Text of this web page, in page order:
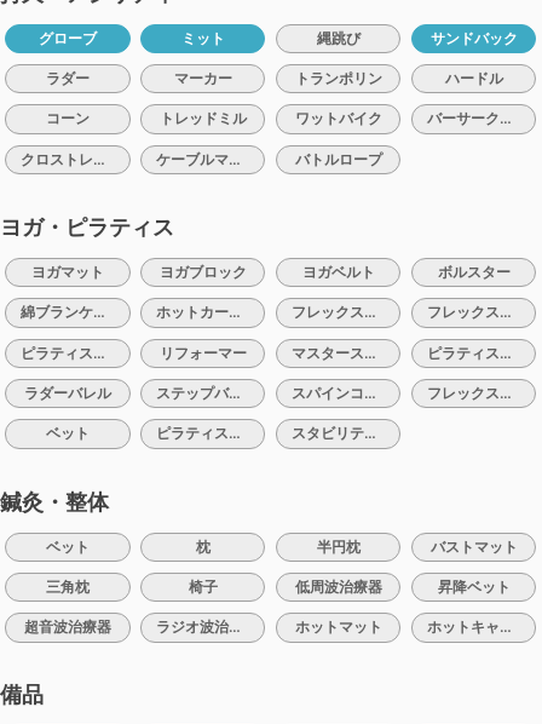
グローブ ミット 縄跳び サンドバック
ラダー マーカー トランポリン ハードル
コーン トレッドミル ワットバイク バーサークライマー
クロストレーナー ケーブルマシン バトルロープ
ヨガ・ピラティス
ヨガマット ヨガブロック ヨガベルト ボルスター
綿ブランケット ホットカーペット フレックスバレル フレックスクッション
ピラティスリング リフォーマー マスターストレッチ ピラティスマシン：チェアー
ラダーバレル ステップバレル スパインコレクター フレックスバンド
ベット ピラティスボール スタビリティクッション
鍼灸・整体
ベット 枕 半円枕 バストマット
三角枕 椅子 低周波治療器 昇降ベット
超音波治療器 ラジオ波治療器 ホットマット ホットキャビン
備品